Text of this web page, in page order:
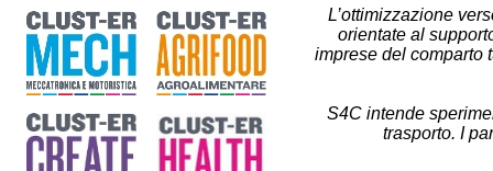
L’ottimizzazione
orientate al
imprese del comparto
S4C intende
trasporto. I